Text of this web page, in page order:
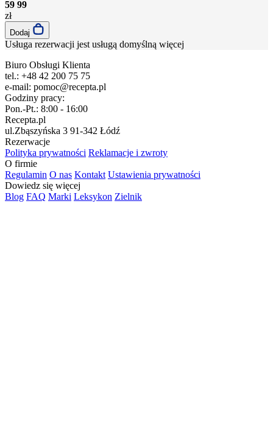
59 99
zł
Dodaj
Usługa rezerwacji jest usługą domyślną więcej
Biuro Obsługi Klienta
tel.: +48 42 200 75 75
e-mail: pomoc@recepta.pl
Godziny pracy:
Pon.-Pt.: 8:00 - 16:00
Recepta.pl
ul.Zbąszyńska 3 91-342 Łódź
Rezerwacje
Polityka prywatności Reklamacje i zwroty
O firmie
Regulamin O nas Kontakt Ustawienia prywatności
Dowiedz się więcej
Blog FAQ Marki Leksykon Zielnik